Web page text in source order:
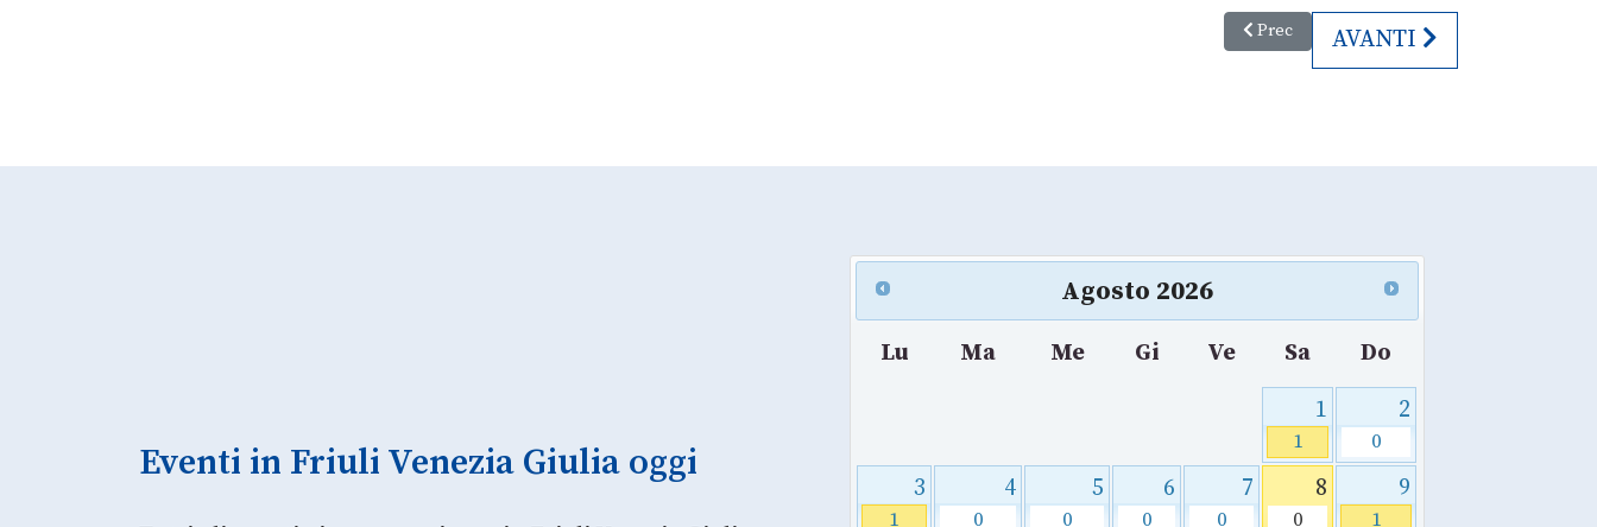
Articolo precedente: Mauro Bike
Prec ARTICOLO
AVANTI
Eventi in Friuli Venezia Giulia oggi
Agosto 2026
Lu Ma Me Gi Ve Sa
Do
1
1
2
0
3
1
4
0
5
0
6
0
7
0
8
0
9
1